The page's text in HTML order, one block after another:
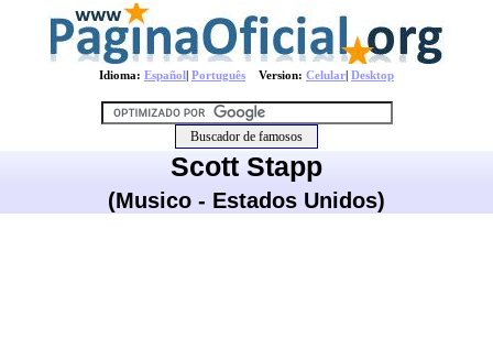
Idioma: Español| Português Version: Celular| Desktop
Scott Stapp
(Musico - Estados Unidos)